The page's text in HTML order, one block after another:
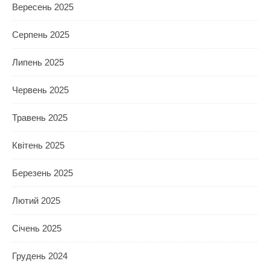
Вересень 2025
Серпень 2025
Липень 2025
Червень 2025
Травень 2025
Квітень 2025
Березень 2025
Лютий 2025
Січень 2025
Грудень 2024